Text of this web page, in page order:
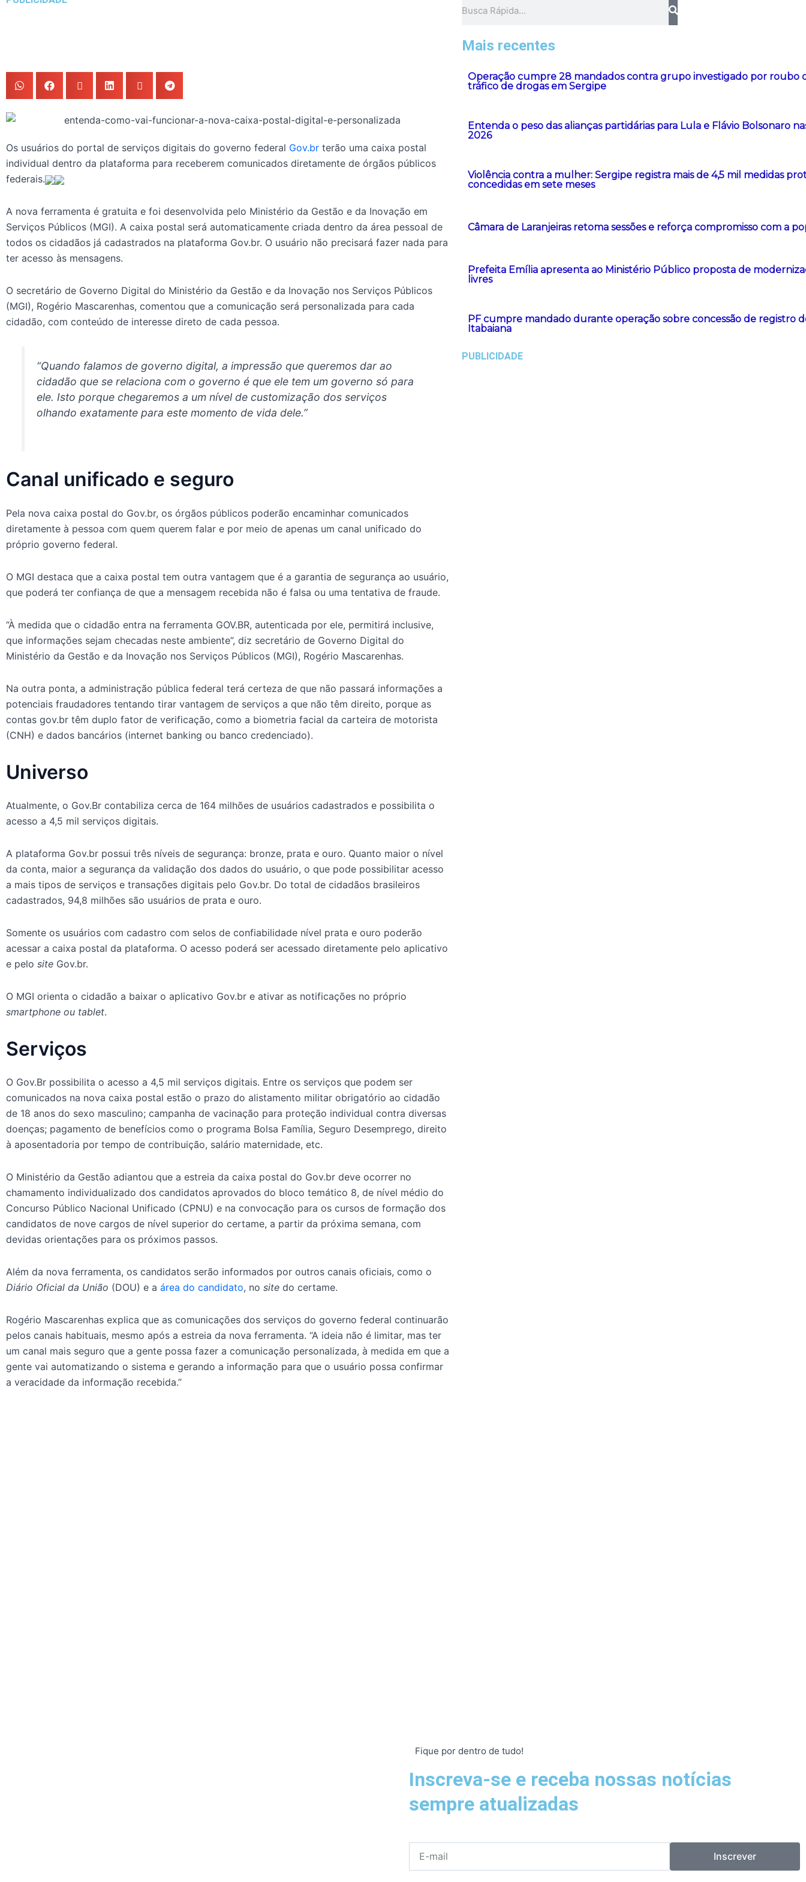
Os usuários do portal de serviços digitais do governo federal Gov.br terão uma caixa postal
individual dentro da plataforma para receberem comunicados diretamente de órgãos públicos
federais.
A nova ferramenta é gratuita e foi desenvolvida pelo Ministério da Gestão e da Inovação em
Serviços Públicos (MGI). A caixa postal será automaticamente criada dentro da área pessoal de
todos os cidadãos já cadastrados na plataforma Gov.br. O usuário não precisará fazer nada para
ter acesso às mensagens.
O secretário de Governo Digital do Ministério da Gestão e da Inovação nos Serviços Públicos
(MGI), Rogério Mascarenhas, comentou que a comunicação será personalizada para cada
cidadão, com conteúdo de interesse direto de cada pessoa.
“Quando falamos de governo digital, a impressão que queremos dar ao
cidadão que se relaciona com o governo é que ele tem um governo só para
ele. Isto porque chegaremos a um nível de customização dos serviços
olhando exatamente para este momento de vida dele.”
Canal unificado e seguro
Pela nova caixa postal do Gov.br, os órgãos públicos poderão encaminhar comunicados
diretamente à pessoa com quem querem falar e por meio de apenas um canal unificado do
próprio governo federal.
O MGI destaca que a caixa postal tem outra vantagem que é a garantia de segurança ao usuário,
que poderá ter confiança de que a mensagem recebida não é falsa ou uma tentativa de fraude.
“À medida que o cidadão entra na ferramenta GOV.BR, autenticada por ele, permitirá inclusive,
que informações sejam checadas neste ambiente”, diz secretário de Governo Digital do
Ministério da Gestão e da Inovação nos Serviços Públicos (MGI), Rogério Mascarenhas.
Na outra ponta, a administração pública federal terá certeza de que não passará informações a
potenciais fraudadores tentando tirar vantagem de serviços a que não têm direito, porque as
contas gov.br têm duplo fator de verificação, como a biometria facial da carteira de motorista
(CNH) e dados bancários (internet banking ou banco credenciado).
Universo
Atualmente, o Gov.Br contabiliza cerca de 164 milhões de usuários cadastrados e possibilita o
acesso a 4,5 mil serviços digitais.
A plataforma Gov.br possui três níveis de segurança: bronze, prata e ouro. Quanto maior o nível
da conta, maior a segurança da validação dos dados do usuário, o que pode possibilitar acesso
a mais tipos de serviços e transações digitais pelo Gov.br. Do total de cidadãos brasileiros
cadastrados, 94,8 milhões são usuários de prata e ouro.
Somente os usuários com cadastro com selos de confiabilidade nível prata e ouro poderão
acessar a caixa postal da plataforma. O acesso poderá ser acessado diretamente pelo aplicativo
e pelo site Gov.br.
O MGI orienta o cidadão a baixar o aplicativo Gov.br e ativar as notificações no próprio
smartphone ou tablet.
Serviços
O Gov.Br possibilita o acesso a 4,5 mil serviços digitais. Entre os serviços que podem ser
comunicados na nova caixa postal estão o prazo do alistamento militar obrigatório ao cidadão
de 18 anos do sexo masculino; campanha de vacinação para proteção individual contra diversas
doenças; pagamento de benefícios como o programa Bolsa Família, Seguro Desemprego, direito
à aposentadoria por tempo de contribuição, salário maternidade, etc.
O Ministério da Gestão adiantou que a estreia da caixa postal do Gov.br deve ocorrer no
chamamento individualizado dos candidatos aprovados do bloco temático 8, de nível médio do
Concurso Público Nacional Unificado (CPNU) e na convocação para os cursos de formação dos
candidatos de nove cargos de nível superior do certame, a partir da próxima semana, com
devidas orientações para os próximos passos.
Além da nova ferramenta, os candidatos serão informados por outros canais oficiais, como o
Diário Oficial da União (DOU) e a área do candidato, no site do certame.
Rogério Mascarenhas explica que as comunicações dos serviços do governo federal continuarão
pelos canais habituais, mesmo após a estreia da nova ferramenta. “A ideia não é limitar, mas ter
um canal mais seguro que a gente possa fazer a comunicação personalizada, à medida em que a
gente vai automatizando o sistema e gerando a informação para que o usuário possa confirmar
a veracidade da informação recebida.”
Mais recentes
Operação cumpre 28 mandados contra grupo investigado por roubo
tráfico de drogas em Sergipe
Entenda o peso das alianças partidárias para Lula e Flávio Bolsonaro
2026
Violência contra a mulher: Sergipe registra mais de 4,5 mil medidas
concedidas em sete meses
Câmara de Laranjeiras retoma sessões e reforça compromisso com a
Prefeita Emília apresenta ao Ministério Público proposta de
livres
PF cumpre mandado durante operação sobre concessão de registro
Itabaiana
PUBLICIDADE
Fique por dentro de tudo!
Inscreva-se e receba nossas notícias
sempre atualizadas
Inscrever